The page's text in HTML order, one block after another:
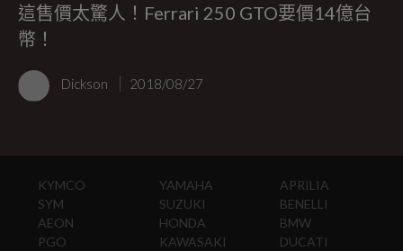
這售價太驚人！Ferrari 250 GTO要價14億台
幣！
Dickson 2018/08/27
KYMCO
SYM
AEON
PGO
YAMAHA
SUZUKI
HONDA
KAWASAKI
APRILIA
BENELLI
BMW
DUCATI